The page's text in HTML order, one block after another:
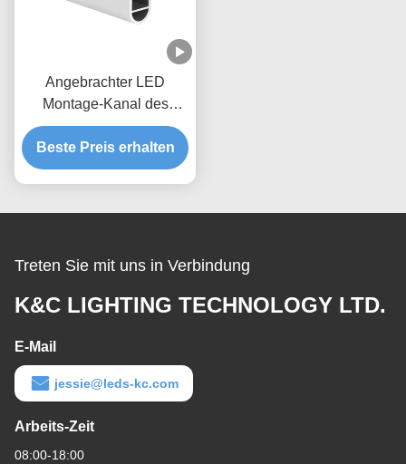
Angebrachter LED
Montage-Kanal des
Kabinett-Garderobe mit
PMMA-PC Abdeckung
Beste Preis erhalten
Treten Sie mit uns in Verbindung
K&C LIGHTING TECHNOLOGY LTD.
E-Mail
jessie@leds-kc.com
Arbeits-Zeit
08:00-18:00